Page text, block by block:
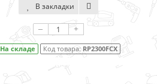
В закладки
– +
На складе Код товара:RP2300FCX